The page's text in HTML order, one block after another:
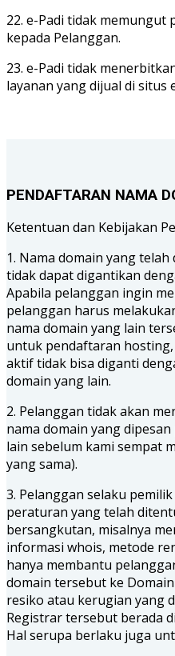
22. e-Padi tidak memungut
kepada Pelanggan.
23. e-Padi tidak
layanan yang dijual di situs
PENDAFTARAN NAMA
Ketentuan dan Kebijakan
1. Nama domain yang
tidak dapat digantikan
Apabila pelanggan ingin
pelanggan harus
nama domain yang lain
untuk pendaftaran
aktif tidak bisa diganti
domain yang lain.
2. Pelanggan tidak akan
nama domain yang
lain sebelum kami sempat
yang sama).
3. Pelanggan selaku
peraturan yang telah
bersangkutan, misalnya
informasi whois, metode
hanya membantu
domain tersebut ke
resiko atau kerugian yang
Registrar tersebut berada
Hal serupa berlaku juga